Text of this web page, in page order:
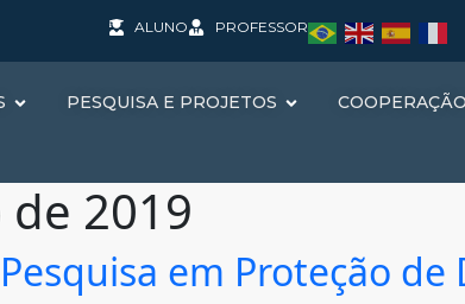
ALUNO PROFESSOR
PESQUISA E PROJETOS
2019
em Proteção de